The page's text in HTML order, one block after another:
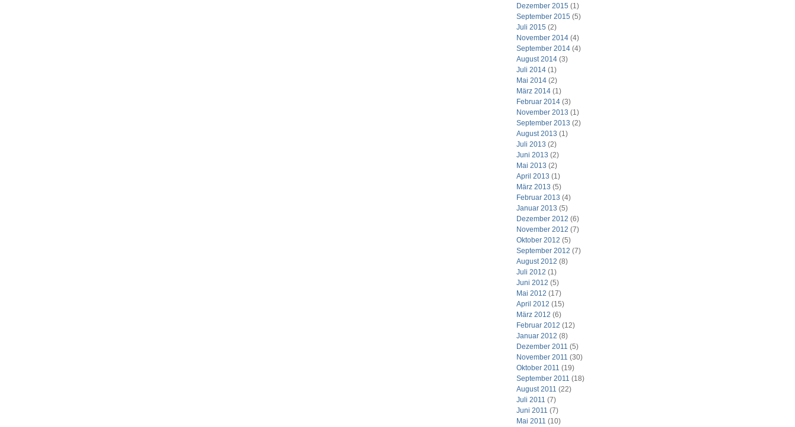
Dezember 2015 (1)
September 2015 (5)
Juli 2015 (2)
November 2014(4)
September 2014(4)
August 2014(3)
Juli 2014(1)
Mai 2014(2)
März 2014(1)
Februar 2014(3)
November 2013 (1)
September 2013 (2)
August 2013 (1)
Juli 2013 (2)
Juni 2013 (2)
Mai 2013 (2)
April 2013 (1)
März 2013 (5)
Februar 2013 (4)
Januar 2013 (5)
Dezember 2012 (6)
November 2012 (7)
Oktober 2012 (5)
September 2012 (7)
August 2012 (8)
Juli 2012 (1)
Juni 2012 (5)
Mai 2012 (17)
April 2012 (15)
März 2012 (6)
Februar 2012 (12)
Januar 2012 (8)
Dezember 2011 (5)
November 2011 (30)
Oktober 2011 (19)
September 2011 (18)
August 2011 (22)
Juli 2011 (7)
Juni 2011 (7)
Mai 2011 (10)